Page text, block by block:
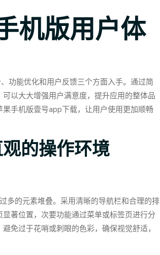
机版用户体
功能优化和用户反馈三个方面入手。通过简
以大大增强用户满意度，提升应用的整体品
手机版壹号app下载，让用户使用更加顺畅
的操作环境
多的元素堆叠。采用清晰的导航栏和合理的排
著位置，次要功能通过菜单或标签页进行分
免过于花哨或刺眼的色彩，确保视觉舒适，